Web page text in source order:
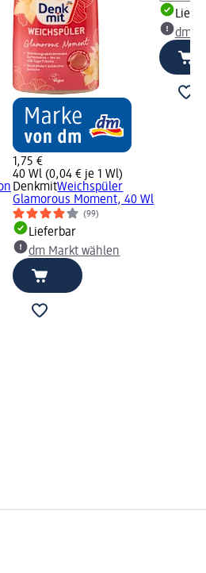
1,75 €
40 Wl (0,04 € je 1 Wl)
DenkmitWeichspüler
Glamorous Moment, 40 Wl
(99)
Lieferbar
dm Markt wählen
dm